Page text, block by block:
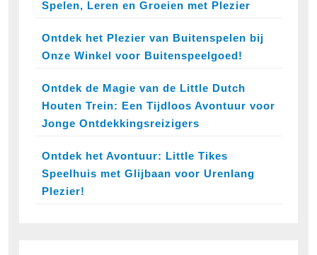
Spelen, Leren en Groeien met Plezier
Ontdek het Plezier van Buitenspelen bij
Onze Winkel voor Buitenspeelgoed!
Ontdek de Magie van de Little Dutch
Houten Trein: Een Tijdloos Avontuur voor
Jonge Ontdekkingsreizigers
Ontdek het Avontuur: Little Tikes
Speelhuis met Glijbaan voor Urenlang
Plezier!